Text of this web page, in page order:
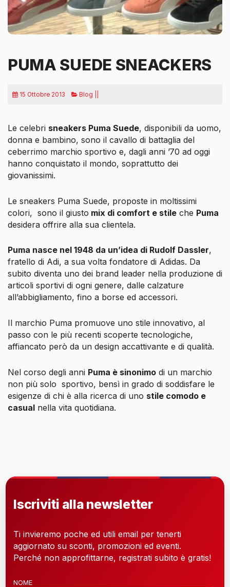
PUMA SUEDE SNEACKERS
15 Ottobre 2013 Blog ||
Le celebri sneakers Puma Suede, disponibili da uomo,
donna e bambino, sono il cavallo di battaglia del
ceberrimo marchio sportivo e, dagli anni ’70 ad oggi
hanno conquistato il mondo, soprattutto dei
giovanissimi.
Le sneakers Puma Suede, proposte in moltissimi
colori, sono il giusto mix di comfort e stile che Puma
desidera offrire alla sua clientela.
Puma nasce nel 1948 da un’idea di Rudolf Dassler,
fratello di Adi, a sua volta fondatore di Adidas. Da
subito diventa uno dei brand leader nella produzione di
articoli sportivi di ogni genere, dalle calzature
all’abbigliamento, fino a borse ed accessori.
Il marchio Puma promuove uno stile innovativo, al
passo con le più recenti scoperte tecnologiche,
affiancato però da un design accattivante e di qualità.
Nel corso degli anni Puma è sinonimo di un marchio
non più solo sportivo, bensì in grado di soddisfare le
esigenze di chi è alla ricerca di uno stile comodo e
casual nella vita quotidiana.
Iscriviti alla newsletter
Ti invieremo poche ed utili email per tenerti
aggiornato su sconti, promozioni ed eventi.
Perché non approfittarne, registrati subito è gratis!
NOME